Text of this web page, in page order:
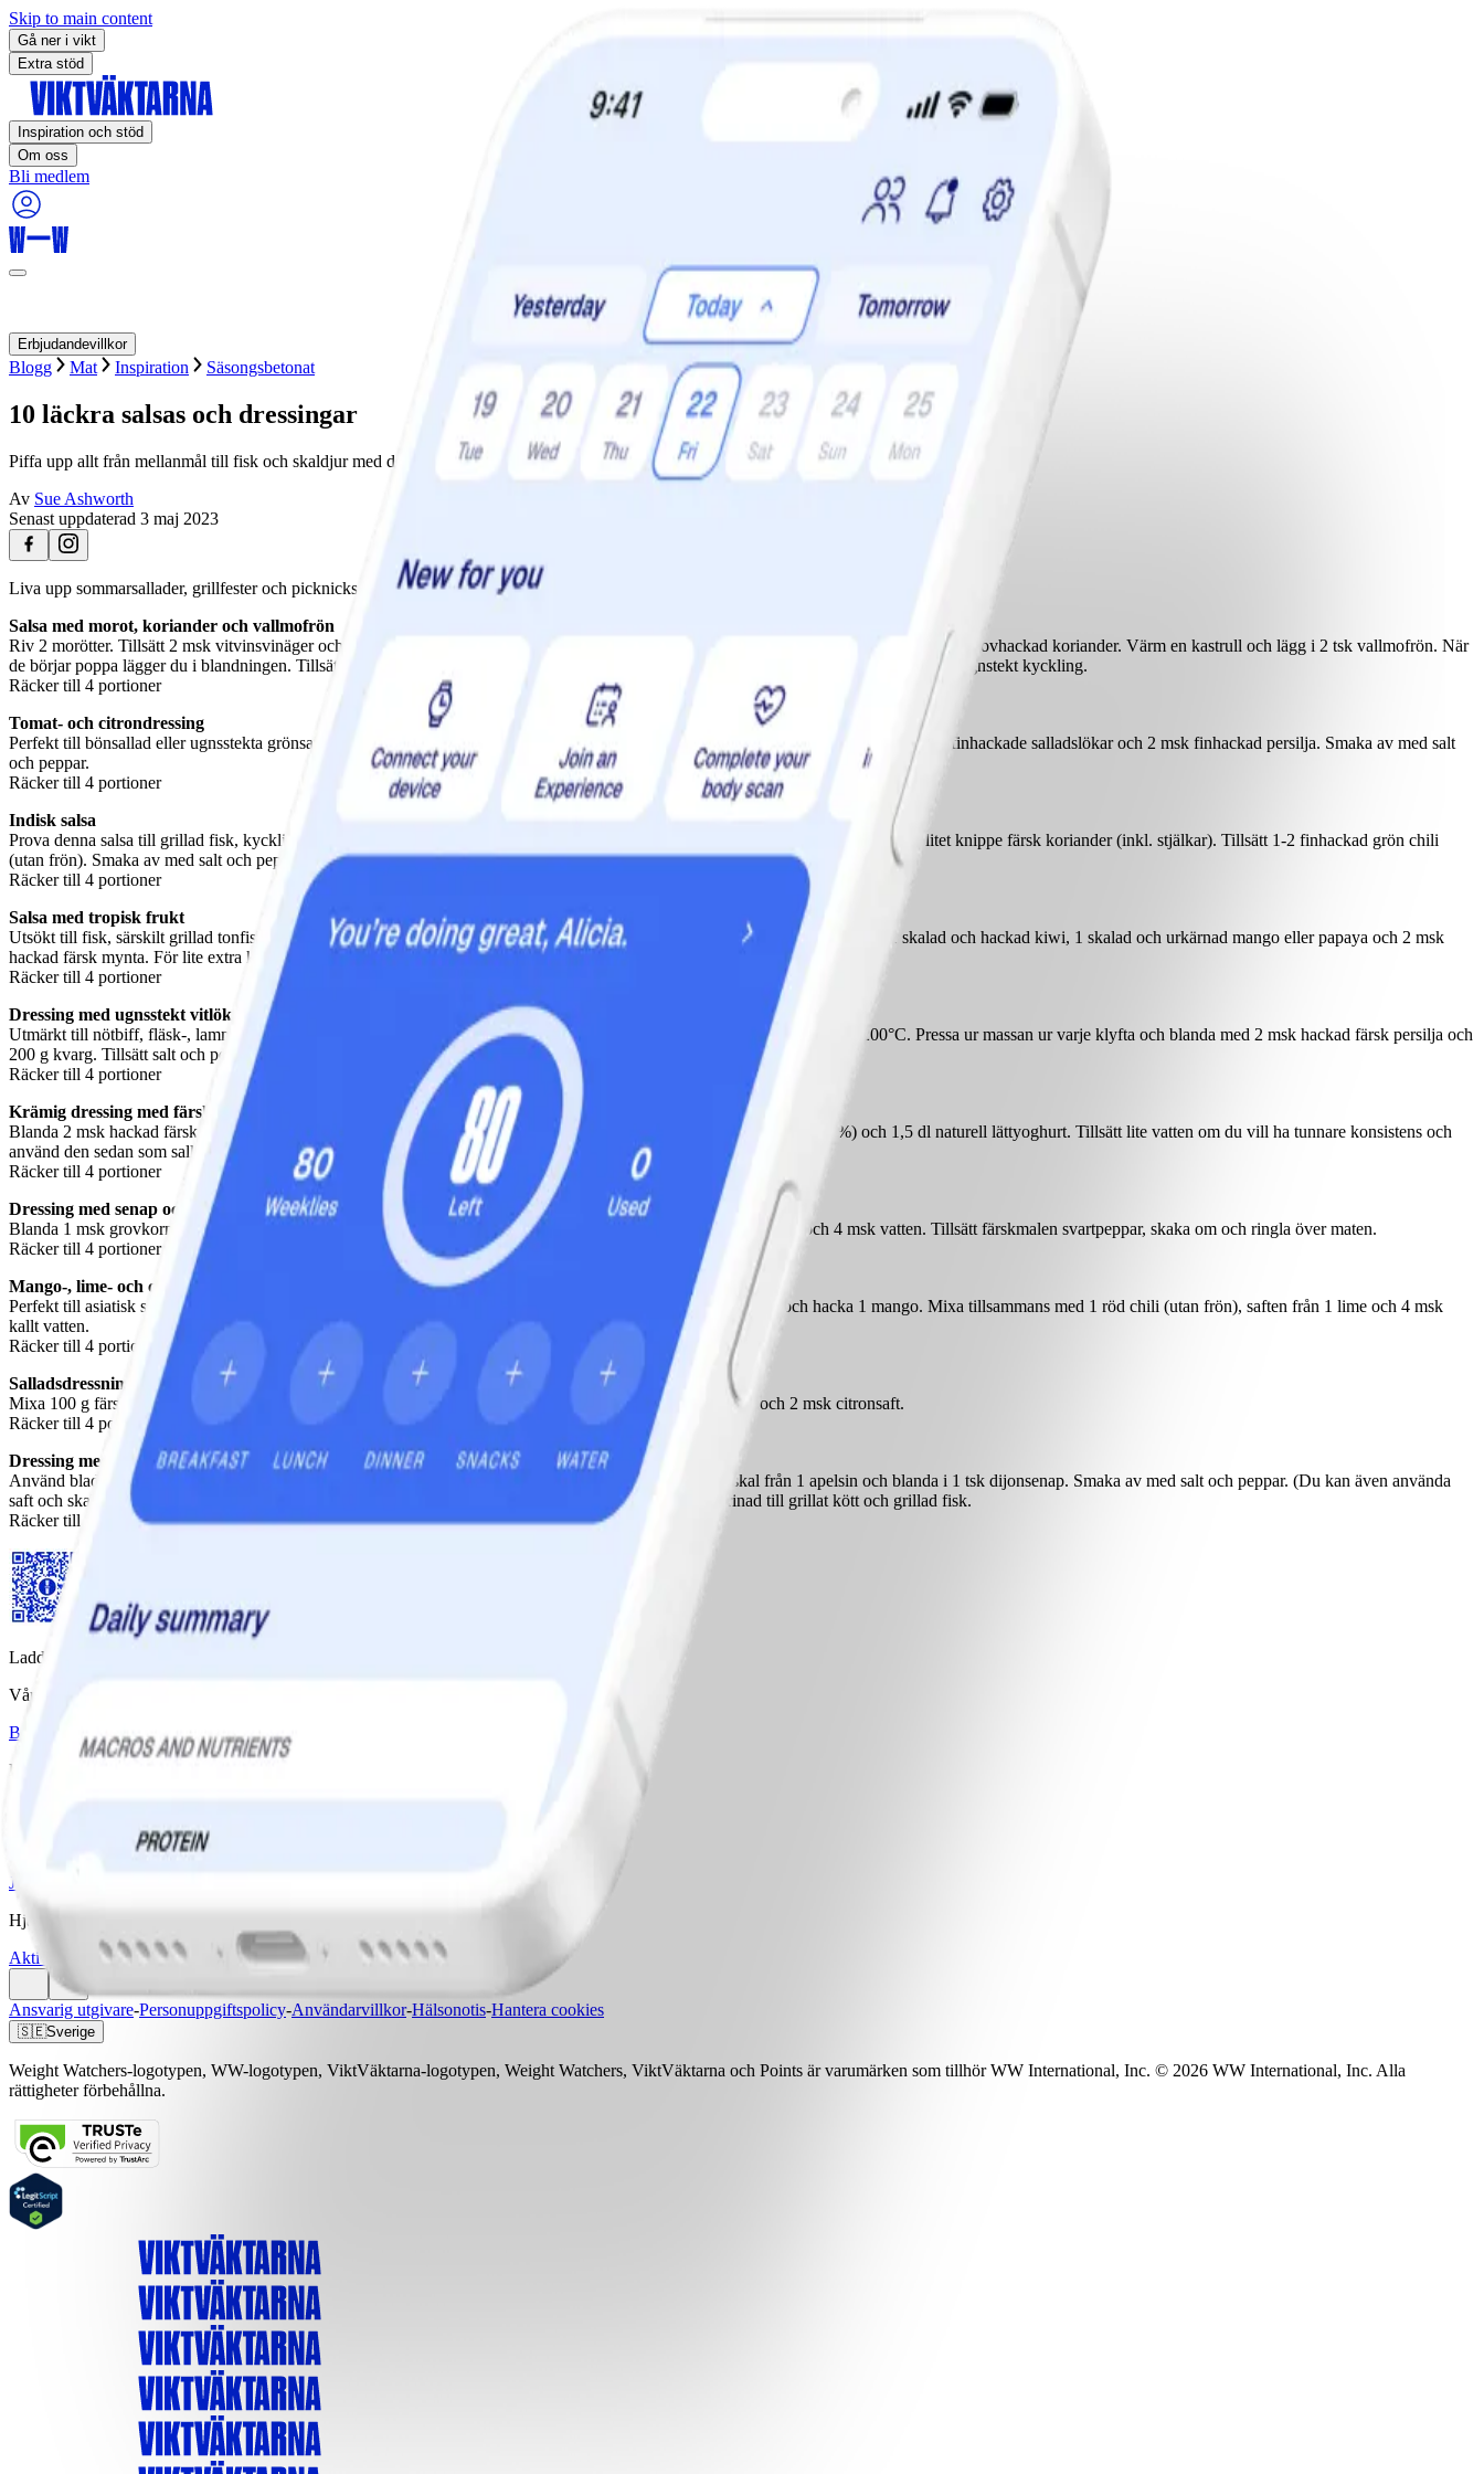
Skip to main content
Gå ner i vikt
Extra stöd
Inspiration och stöd
Om oss
Bli medlem
TIDSBEGRÄNSAT ERBJUDANDE: 60% rabatt!
Erbjudandevillkor
Blogg Mat Inspiration Säsongsbetonat
10 läckra salsas och dressingar
Piffa upp allt från mellanmål till fisk och skaldjur med dessa läckra salsas och salladsdressingar.
Av Sue Ashworth
Senast uppdaterad 3 maj 2023
Liva upp sommarsallader, grillfester och picknicks med dessa lättlagade alternativ.
Salsa med morot, koriander och vallmofrön
Riv 2 morötter. Tillsätt 2 msk vitvinsvinäger och 2 msk citronsaft. Finhacka 1/4 gurka och lägg den i blandningen tillsammans med 2 msk grovhackad koriander. Värm en kastrull och lägg i 2 tsk vallmofrön. När
de börjar poppa lägger du i blandningen. Tillsätt salt och peppar och rör om ordentligt. Passar utmärkt till grillade lammkotletter eller kall ugnstekt kyckling.
Räcker till 4 portioner
Tomat- och citrondressing
Perfekt till bönsallad eller ugnsstekta grönsaker. Du behöver bara blanda 3 msk tomatpuré, 3 msk citronsaft, 3 msk äppelcidervinäger, 2 finhackade salladslökar och 2 msk finhackad persilja. Smaka av med salt
och peppar.
Räcker till 4 portioner
Indisk salsa
Prova denna salsa till grillad fisk, kyckling eller kött - den ger en underbar chilikick. Finhacka 3 tomater, 1 rödlök, 1/2 gurka och ett litet knippe färsk koriander (inkl. stjälkar). Tillsätt 1-2 finhackad grön chili
(utan frön). Smaka av med salt och peppar och rör om ordentligt.
Räcker till 4 portioner
Salsa med tropisk frukt
Utsökt till fisk, särskilt grillad tonfisk eller svärdfisk. Finhacka 2 skivor färsk ananas (eller avrunnen från konservburk). Tillsätt 1 skalad och hackad kiwi, 1 skalad och urkärnad mango eller papaya och 2 msk
hackad färsk mynta. För lite extra krydda kan du tillsätta 1 finhackad röd chili (utan frön).
Räcker till 4 portioner
Dressing med ugnsstekt vitlök och persilja
Utmärkt till nötbiff, fläsk-, lamm- eller fiskkotletter. Vira in en hel vitlök i aluminiumfolie och ugnstek den i 15 minuter vid 200°C. Pressa ur massan ur varje klyfta och blanda med 2 msk hackad färsk persilja och
200 g kvarg. Tillsätt salt och peppar efter egen smak.
Räcker till 4 portioner
Krämig dressing med färska örtkryddor
Blanda 2 msk hackad färsk dill, 2 msk hackad färsk persilja och 2 msk hackad färsk gräslök med 200 g mjukost (max 4%) och 1,5 dl naturell lättyoghurt. Tillsätt lite vatten om du vill ha tunnare konsistens och
använd den sedan som salladsdressing.
Räcker till 4 portioner
Dressing med senap och citron
Blanda 1 msk grovkornig senap med finrivet skal från 1 citron, 50 g mjukost (max 4%), 4 msk naturell lättyoghurt och 4 msk vatten. Tillsätt färskmalen svartpeppar, skaka om och ringla över maten.
Räcker till 4 portioner
Mango-, lime- och chilidressing
Perfekt till asiatisk sallad med strimlad kinakål, böngroddar, salladslök och lätt kokta brytbönor. Skala, kärna ur och hacka 1 mango. Mixa tillsammans med 1 röd chili (utan frön), saften från 1 lime och 4 msk
kallt vatten.
Räcker till 4 portioner
Salladsdressning med hallon
Mixa 100 g färska eller frysta hallon och sila sedan bort kärnorna. Tillsätt 1 tsk socker, 2 msk vitvinsvinäger och 2 msk citronsaft.
Räcker till 4 portioner
Dressing med rosmarin, timjan och apelsin
Använd bladen från 2 kvistar rosmarin och 2 kvistar timjan (gärna citrontimjan). Tillsätt saft och finrivet skal från 1 apelsin och blanda i 1 tsk dijonsenap. Smaka av med salt och peppar. (Du kan även använda
saft och skal från en citron istället för en apelsin om du vill). Passar utmärkt som dressing – och som marinad till grillat kött och grillad fisk.
Räcker till 4 portioner
Ladda ner WW-appen
Våra program
Bas
Bas+ Klimakteriet GLP-1 StödDiabetesstöd
Priser & Erbjudanden
Jämför program & priser
Jobba med oss
Hjälp
Aktivera kod Hitta workshop
Ansvarig utgivare-Personuppgiftspolicy-Användarvillkor-Hälsonotis-Hantera cookies
🇸🇪Sverige
Weight Watchers-logotypen, WW-logotypen, ViktVäktarna-logotypen, Weight Watchers, ViktVäktarna och Points är varumärken som tillhör WW International, Inc. © 2026 WW International, Inc. Alla
rättigheter förbehållna.